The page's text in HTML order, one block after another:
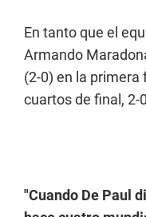
En tanto que el
Armando
(2-0) en la primera
cuartos de final, 2-
"Cuando De Paul